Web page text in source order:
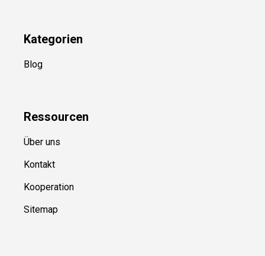
Kategorien
Blog
Ressourcen
Über uns
Kontakt
Kooperation
Sitemap